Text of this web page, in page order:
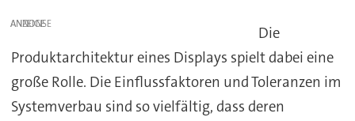
ANZEIGE
Die
Produktarchitektur eines Displays spielt dabei eine
große Rolle. Die Einflussfaktoren und Toleranzen im
Systemverbau sind so vielfältig, dass deren